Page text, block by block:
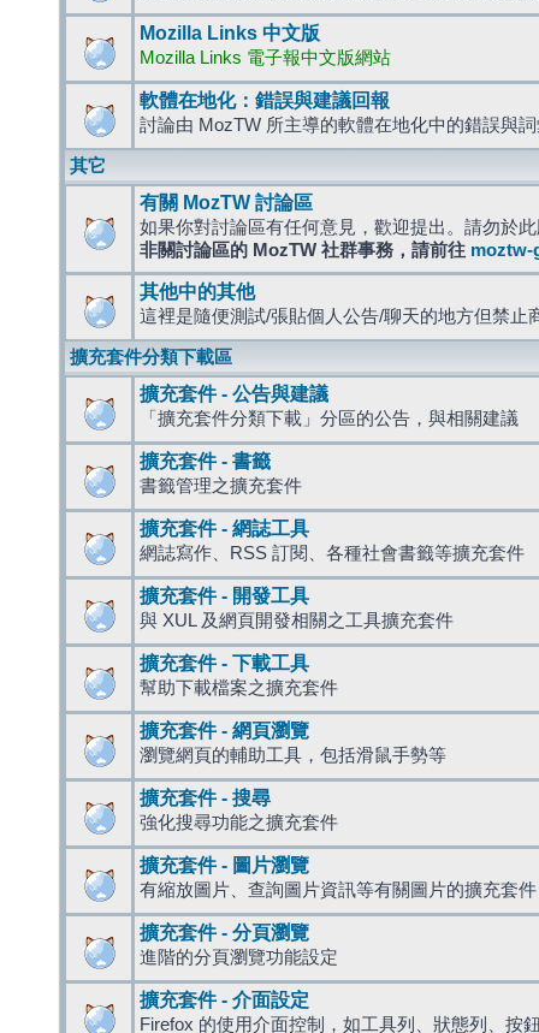
Mozilla Links 中文版
Mozilla Links 電子報中文版網站
軟體在地化：錯誤與建議回報
討論由 MozTW 所主導的軟體在地化中的錯誤與
其它
有關 MozTW 討論區
如果你對討論區有任何意見，歡迎提出。請勿於
非關討論區的 MozTW 社群事務，請前往 moztw-
其他中的其他
這裡是隨便測試/張貼個人公告/聊天的地方但禁止
擴充套件分類下載區
擴充套件 - 公告與建議
「擴充套件分類下載」分區的公告，與相關建議
擴充套件 - 書籤
書籤管理之擴充套件
擴充套件 - 網誌工具
網誌寫作、RSS 訂閱、各種社會書籤等擴充套件
擴充套件 - 開發工具
與 XUL 及網頁開發相關之工具擴充套件
擴充套件 - 下載工具
幫助下載檔案之擴充套件
擴充套件 - 網頁瀏覽
瀏覽網頁的輔助工具，包括滑鼠手勢等
擴充套件 - 搜尋
強化搜尋功能之擴充套件
擴充套件 - 圖片瀏覽
有縮放圖片、查詢圖片資訊等有關圖片的擴充套件
擴充套件 - 分頁瀏覽
進階的分頁瀏覽功能設定
擴充套件 - 介面設定
Firefox 的使用介面控制，如工具列、狀態列、按